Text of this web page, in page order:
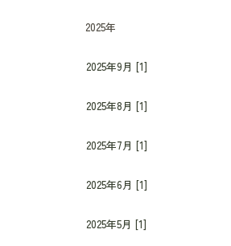
2025年
2025年9月 [1]
2025年8月 [1]
2025年7月 [1]
2025年6月 [1]
2025年5月 [1]